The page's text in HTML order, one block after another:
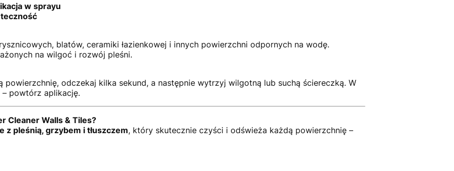
w sprayu
blatów, ceramiki łazienkowej i innych powierzchni odpornych na wodę.
na wilgoć i rozwój pleśni.
powierzchnię, odczekaj kilka sekund, a następnie wytrzyj wilgotną lub suchą ściereczką. W
powtórz aplikację.
Cleaner Walls & Tiles?
z pleśnią, grzybem i tłuszczem, który skutecznie czyści i odświeża każdą powierzchnię –